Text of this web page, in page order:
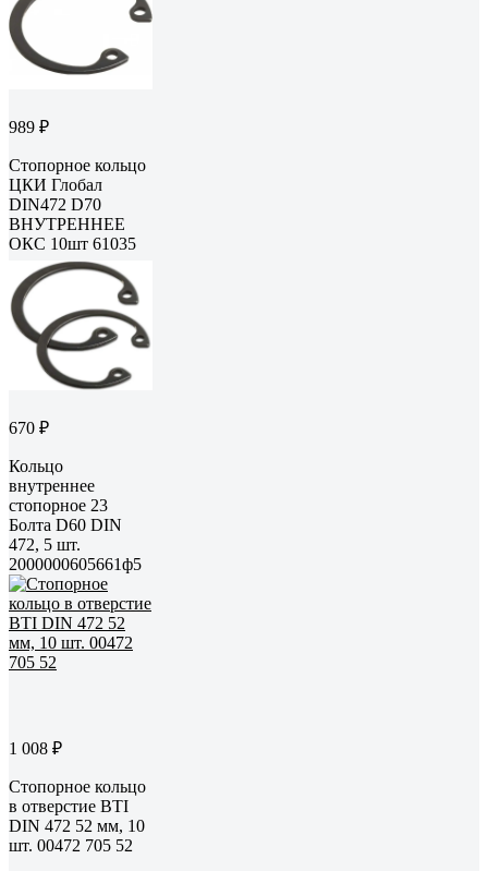
989 ₽
Стопорное кольцо
ЦКИ Глобал
DIN472 D70
ВНУТРЕННЕЕ
ОКС 10шт 61035
670 ₽
Кольцо
внутреннее
стопорное 23
Болта D60 DIN
472, 5 шт.
2000000605661ф5
1 008 ₽
Стопорное кольцо
в отверстие BTI
DIN 472 52 мм, 10
шт. 00472 705 52